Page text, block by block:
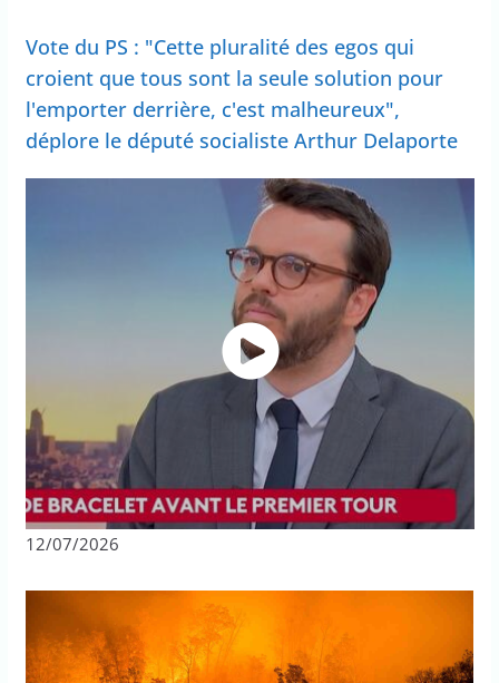
Vote du PS : "Cette pluralité des egos qui
croient que tous sont la seule solution pour
l'emporter derrière, c'est malheureux",
déplore le député socialiste Arthur Delaporte
12/07/2026